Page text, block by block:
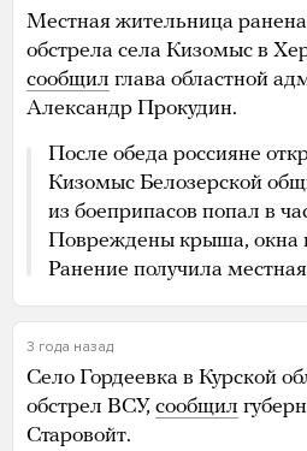
Местная жительница ранена
обстрела села Кизомыс в
сообщил глава областной
Александр Прокудин.
После обеда россияне
Кизомыс Белозерской
из боеприпасов попал в
Повреждены крыша, окна
Ранение получила
3 года назад
Село Гордеевка в Курской
обстрел ВСУ, сообщил
Старовойт.